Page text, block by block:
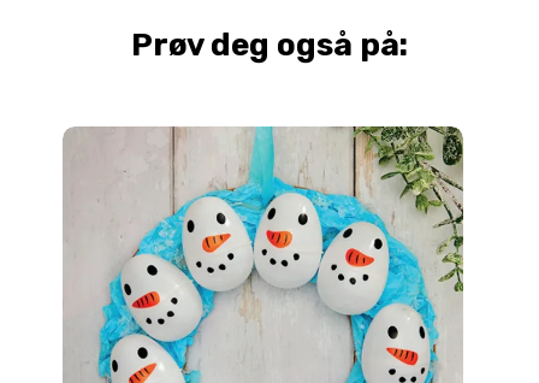
produktsiden
Prøv deg også på: